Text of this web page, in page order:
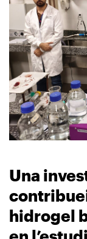
Una
hidrogel